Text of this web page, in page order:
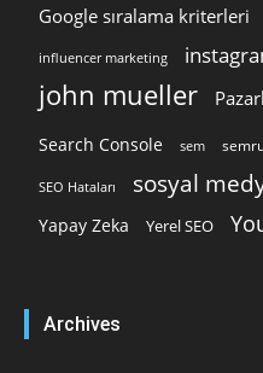
Google sıralama kriterleri
influencer marketing
john mueller
Search Console sem
SEO Hataları sosyal
Yapay Zeka Yerel SEO
Archives